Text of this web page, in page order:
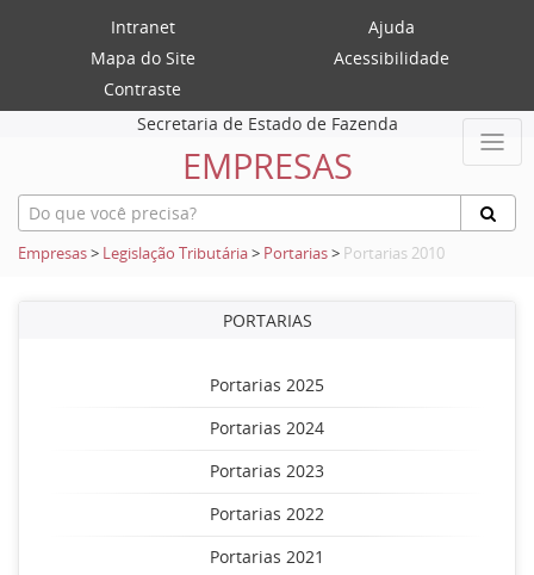
Intranet
Ajuda
Mapa do Site
Acessibilidade
Contraste
Secretaria de Estado de Fazenda
EMPRESAS
Empresas> Legislação Tributária> Portarias> Portarias 2010
PORTARIAS
Portarias 2025
Portarias 2024
Portarias 2023
Portarias 2022
Portarias 2021